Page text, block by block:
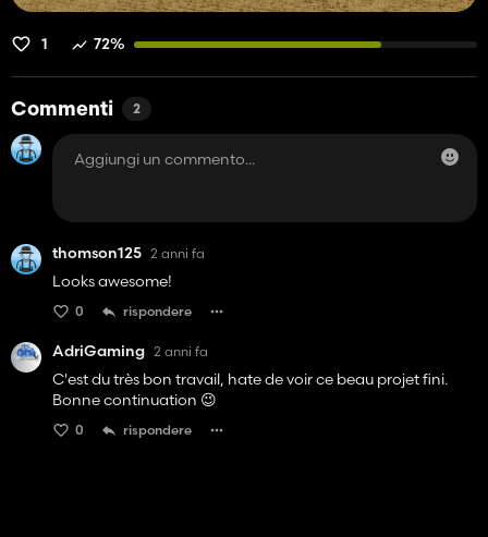
1 72%
Commenti 2
thomson125 2 anni fa
Looks awesome!
0 rispondere
AdriGaming 2 anni fa
C'est du très bon travail, hate de voir ce beau projet fini.
Bonne continuation 😉
0 rispondere